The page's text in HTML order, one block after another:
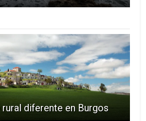
rural diferente en Burgos